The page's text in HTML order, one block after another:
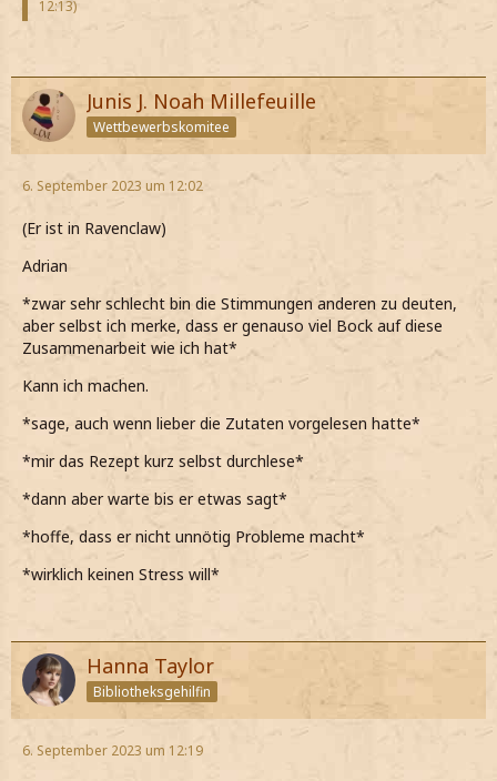
12:13)
Junis J. Noah Millefeuille
Wettbewerbskomitee
6. September 2023 um 12:02
(Er ist in Ravenclaw)
Adrian
*zwar sehr schlecht bin die Stimmungen anderen zu deuten,
aber selbst ich merke, dass er genauso viel Bock auf diese
Zusammenarbeit wie ich hat*
Kann ich machen.
*sage, auch wenn lieber die Zutaten vorgelesen hatte*
*mir das Rezept kurz selbst durchlese*
*dann aber warte bis er etwas sagt*
*hoffe, dass er nicht unnötig Probleme macht*
*wirklich keinen Stress will*
Hanna Taylor
Bibliotheksgehilfin
6. September 2023 um 12:19